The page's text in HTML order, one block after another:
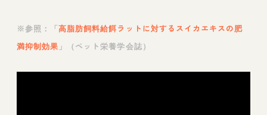
※参照：「高脂肪飼料給餌ラットに対するスイカエキスの肥
満抑制効果 」（ペット栄養学会誌）